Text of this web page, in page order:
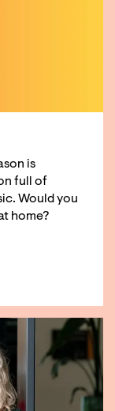
is
full of
Would you
home?